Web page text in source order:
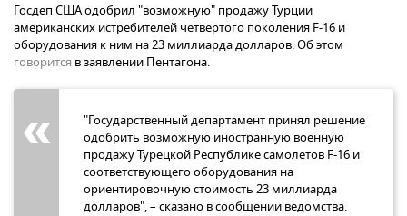
Госдеп США одобрил "возможную" продажу Турции
американских истребителей четвертого поколения F-16 и
оборудования к ним на 23 миллиарда долларов. Об этом
говорится в заявлении Пентагона.
"Государственный департамент принял решение
одобрить возможную иностранную военную
продажу Турецкой Республике самолетов F-16 и
соответствующего оборудования на
ориентировочную стоимость 23 миллиарда
долларов", – сказано в сообщении ведомства.